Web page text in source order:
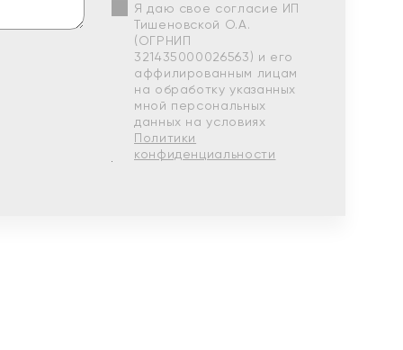
Я даю свое согласие ИП
Тишеновской О.А.
(ОГРНИП
321435000026563) и его
аффилированным лицам
на обработку указанных
мной персональных
данных на условиях
Политики
конфиденциальности